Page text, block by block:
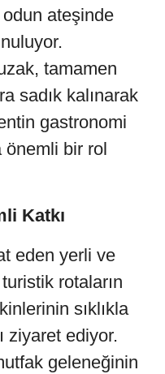
ateşinde
tamamen
sadık kalınarak
gastronomi
önemli bir rol
Katkı
eden yerli ve
rotaların
sıklıkla
ziyaret ediyor.
geleneğinin